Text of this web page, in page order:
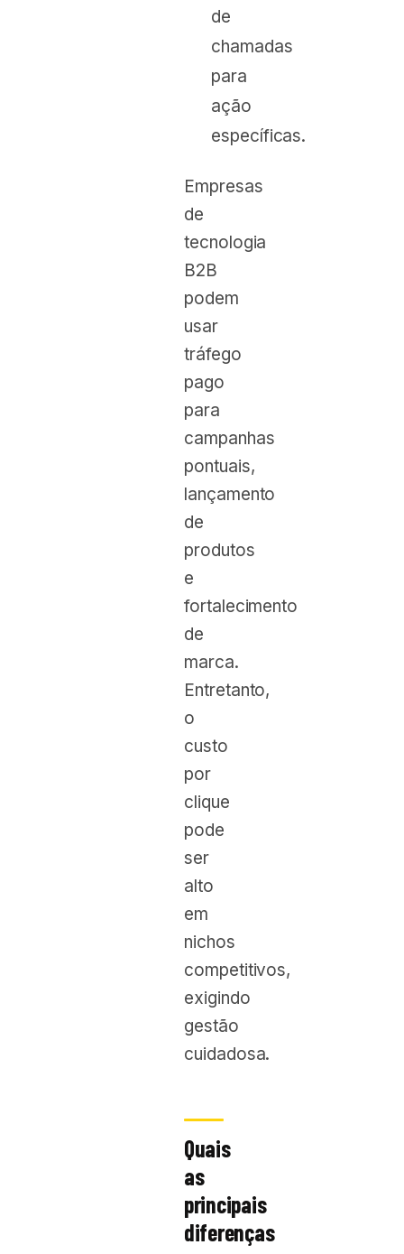
de
chamadas
para
ação
específicas.
Empresas
de
tecnologia
B2B
podem
usar
tráfego
pago
para
campanhas
pontuais,
lançamento
de
produtos
e
fortalecimento
de
marca.
Entretanto,
o
custo
por
clique
pode
ser
alto
em
nichos
competitivos,
exigindo
gestão
cuidadosa.
Quais
as
principais
diferenças